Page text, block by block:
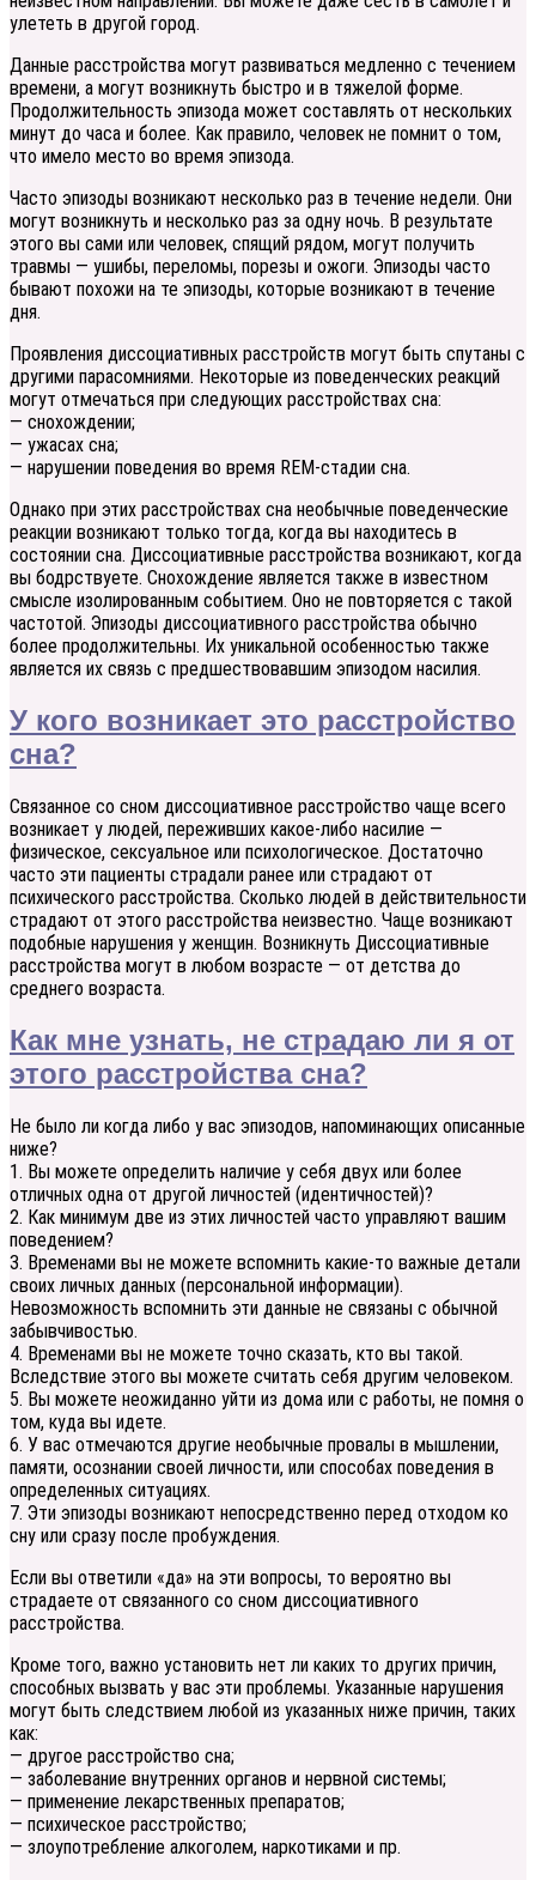
улететь в другой город.
Данные расстройства могут развиваться медленно с течением
времени, а могут возникнуть быстро и в тяжелой форме.
Продолжительность эпизода может составлять от нескольких
минут до часа и более. Как правило, человек не помнит о том,
что имело место во время эпизода.
Часто эпизоды возникают несколько раз в течение недели. Они
могут возникнуть и несколько раз за одну ночь. В результате
этого вы сами или человек, спящий рядом, могут получить
травмы — ушибы, переломы, порезы и ожоги. Эпизоды часто
бывают похожи на те эпизоды, которые возникают в течение
дня.
Проявления диссоциативных расстройств могут быть спутаны с
другими парасомниями. Некоторые из поведенческих реакций
могут отмечаться при следующих расстройствах сна:
— снохождении;
— ужасах сна;
— нарушении поведения во время REM-стадии сна.
Однако при этих расстройствах сна необычные поведенческие
реакции возникают только тогда, когда вы находитесь в
состоянии сна. Диссоциативные расстройства возникают, когда
вы бодрствуете. Снохождение является также в известном
смысле изолированным событием. Оно не повторяется с такой
частотой. Эпизоды диссоциативного расстройства обычно
более продолжительны. Их уникальной особенностью также
является их связь с предшествовавшим эпизодом насилия.
У кого возникает это расстройство
сна?
Связанное со сном диссоциативное расстройство чаще всего
возникает у людей, переживших какое-либо насилие —
физическое, сексуальное или психологическое. Достаточно
часто эти пациенты страдали ранее или страдают от
психического расстройства. Сколько людей в действительности
страдают от этого расстройства неизвестно. Чаще возникают
подобные нарушения у женщин. Возникнуть Диссоциативные
расстройства могут в любом возрасте — от детства до
среднего возраста.
Как мне узнать, не страдаю ли я от
этого расстройства сна?
Не было ли когда либо у вас эпизодов, напоминающих описанные
ниже?
1. Вы можете определить наличие у себя двух или более
отличных одна от другой личностей (идентичностей)?
2. Как минимум две из этих личностей часто управляют вашим
поведением?
3. Временами вы не можете вспомнить какие-то важные детали
своих личных данных (персональной информации).
Невозможность вспомнить эти данные не связаны с обычной
забывчивостью.
4. Временами вы не можете точно сказать, кто вы такой.
Вследствие этого вы можете считать себя другим человеком.
5. Вы можете неожиданно уйти из дома или с работы, не помня о
том, куда вы идете.
6. У вас отмечаются другие необычные провалы в мышлении,
памяти, осознании своей личности, или способах поведения в
определенных ситуациях.
7. Эти эпизоды возникают непосредственно перед отходом ко
сну или сразу после пробуждения.
Если вы ответили «да» на эти вопросы, то вероятно вы
страдаете от связанного со сном диссоциативного
расстройства.
Кроме того, важно установить нет ли каких то других причин,
способных вызвать у вас эти проблемы. Указанные нарушения
могут быть следствием любой из указанных ниже причин, таких
как:
— другое расстройство сна;
— заболевание внутренних органов и нервной системы;
— применение лекарственных препаратов;
— психическое расстройство;
— злоупотребление алкоголем, наркотиками и пр.